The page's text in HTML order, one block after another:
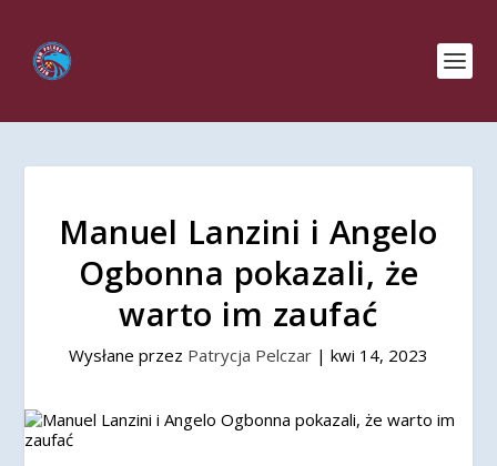
Manuel Lanzini i Angelo
Ogbonna pokazali, że
warto im zaufać
Wysłane przez Patrycja Pelczar | kwi 14, 2023